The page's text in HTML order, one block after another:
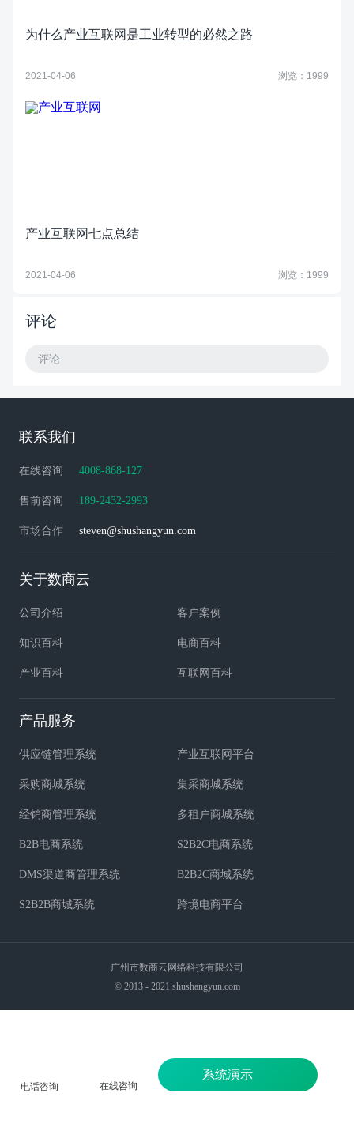
为什么产业互联网是工业转型的必然之路
2021-04-06 浏览：1999
产业互联网七点总结
2021-04-06 浏览：1999
评论
评论
联系我们
在线咨询 4008-868-127
售前咨询 189-2432-2993
市场合作 steven@shushangyun.com
关于数商云
公司介绍 客户案例
知识百科 电商百科
产业百科 互联网百科
产品服务
供应链管理系统 产业互联网平台
采购商城系统 集采商城系统
经销商管理系统 多租户商城系统
B2B电商系统 S2B2C电商系统
DMS渠道商管理系统 B2B2C商城系统
S2B2B商城系统 跨境电商平台
广州市数商云网络科技有限公司
© 2013 - 2021 shushangyun.com
电话咨询 在线咨询
系统演示